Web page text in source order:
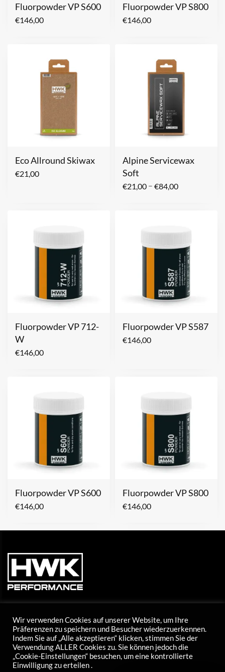
Fluorpowder VP S600
€146,00
Fluorpowder VP S800
€146,00
Eco Allround Skiwax
€21,00
Alpine Servicewax
Soft
€21,00 – €84,00
Fluorpowder VP 712-
W
€146,00
Fluorpowder VP S587
€146,00
Fluorpowder VP S600
€146,00
Fluorpowder VP S800
€146,00
Tel: +43 5373 424 20
E-Mail: info@hwk-skiwax.com
Wir verwenden Cookies auf unserer Website, um Ihre
Präferenzen zu speichern und Besucher wiederzuerkennen.
Indem Sie auf „Alle akzeptieren“ klicken, stimmen Sie der
Verwendung ALLER Cookies zu. Sie können jedoch die
„Cookie-Einstellungen“ besuchen, um eine kontrollierte
Einwilligung zu erteilen .